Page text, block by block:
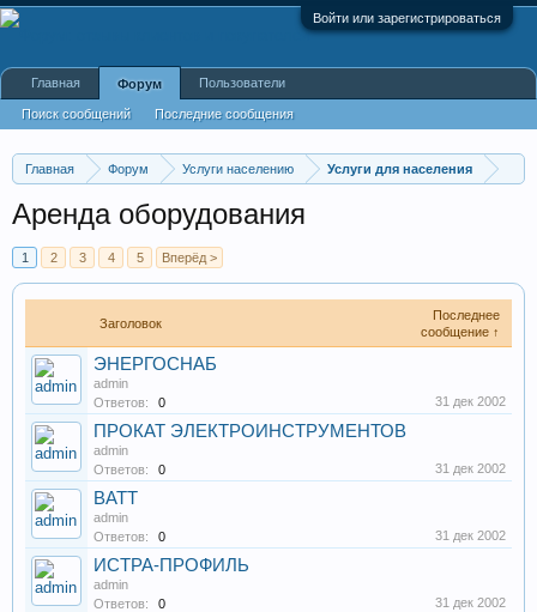
Войти или зарегистрироваться
Главная Форум Услуги населению Услуги для населения
Аренда оборудования
1 2 3 4 5 Вперёд >
Заголовок
Последнее
сообщение ↑
ЭНЕРГОСНАБ
admin
Ответов:
0 31 дек 2002
ПРОКАТ ЭЛЕКТРОИНСТРУМЕНТОВ
admin
Ответов:
0 31 дек 2002
ВАТТ
admin
Ответов:
0 31 дек 2002
ИСТРА-ПРОФИЛЬ
admin
Ответов:
0 31 дек 2002
Главная Форум
Поиск сообщений Последние сообщения
Пользователи